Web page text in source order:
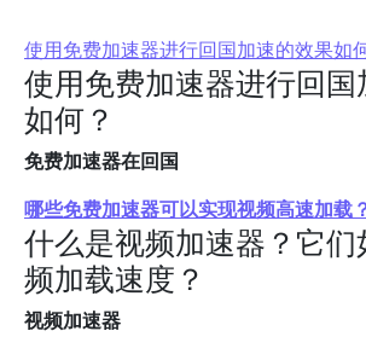
使用免费加速器进行回国加速的效果如
使用免费加速器进行回
如何？
免费加速器在回国
哪些免费加速器可以实现视频高速加载
什么是视频加速器？它
频加载速度？
视频加速器